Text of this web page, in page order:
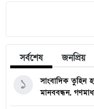
সর্বশেষ জনপ্রিয়
সাংবাদিক তুহিন
মানববন্ধন,
১